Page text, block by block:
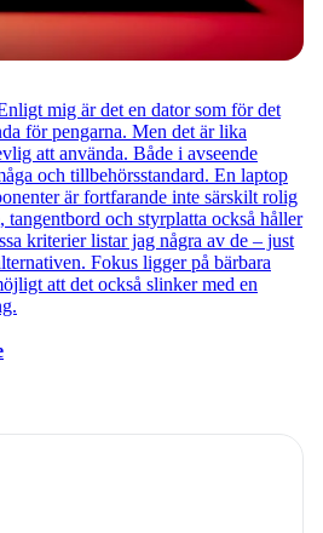
mig är det en dator som för det
för pengarna. Men det är lika
att använda. Både i avseende
och tillbehörsstandard. En laptop
är fortfarande inte särskilt rolig
tangentbord och styrplatta också håller
kriterier listar jag några av de – just
Fokus ligger på bärbara
att det också slinker med en